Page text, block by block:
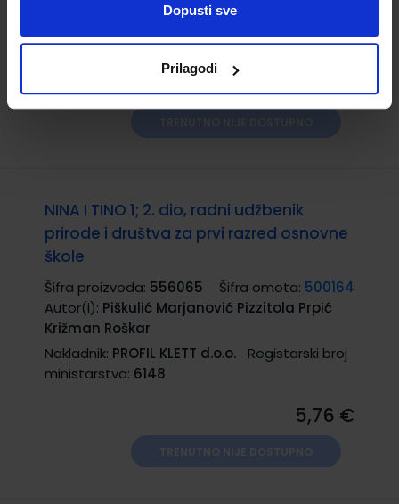
Dopusti sve
Prilagodi
PROFIL KLETT d.o.o.
ministarstva:6147
5,76 €
NINA I TINO 1; 2. dio, radni udžbenik
prirode i društva za prvi razred osnovne
škole
Šifra proizvoda: 556065 Šifra omota: 500164
Autor(i): Piškulić Marjanović Pizzitola Prpić
Križman Roškar
Nakladnik: PROFIL KLETT d.o.o.
Registarski broj
ministarstva: 6148
5,76 €